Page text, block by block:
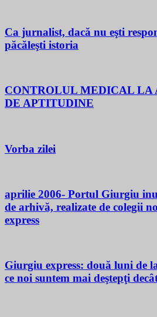
Ca jurnalist, dacă nu eşti
păcăleşti istoria
CONTROLUL MEDICAL LA
DE APTITUDINE
Vorba zilei
aprilie 2006- Portul Giurgiu
de arhivă, realizate de colegii
express
Giurgiu express: două luni de
ce noi suntem mai deştepţi